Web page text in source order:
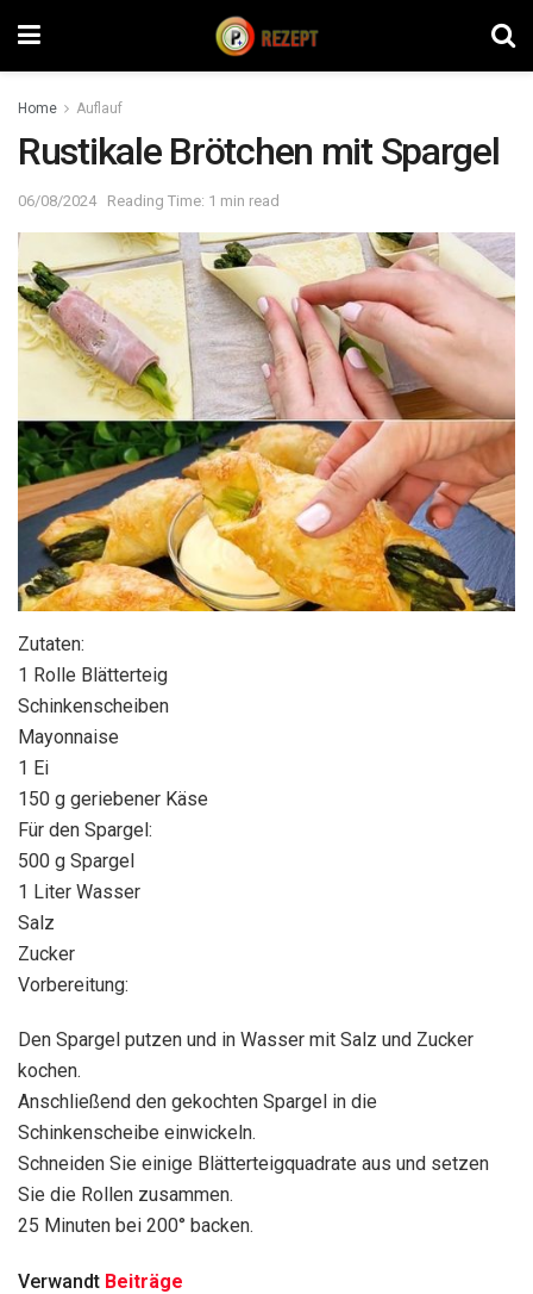
Home Auflauf
Rustikale Brötchen mit Spargel
06/08/2024 Reading Time: 1 min read
Zutaten:
1 Rolle Blätterteig
Schinkenscheiben
Mayonnaise
1 Ei
150 g geriebener Käse
Für den Spargel:
500 g Spargel
1 Liter Wasser
Salz
Zucker
Vorbereitung:
Den Spargel putzen und in Wasser mit Salz und Zucker
kochen.
Anschließend den gekochten Spargel in die
Schinkenscheibe einwickeln.
Schneiden Sie einige Blätterteigquadrate aus und setzen
Sie die Rollen zusammen.
25 Minuten bei 200° backen.
Verwandt Beiträge